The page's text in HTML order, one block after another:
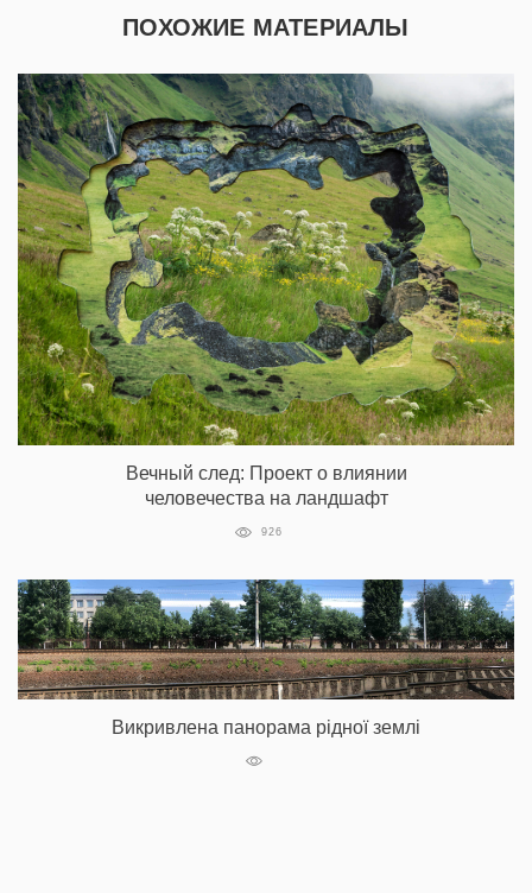
ПОХОЖИЕ МАТЕРИАЛЫ
Вечный след: Проект о влиянии
человечества на ландшафт
926
Викривлена панорама рідної землі